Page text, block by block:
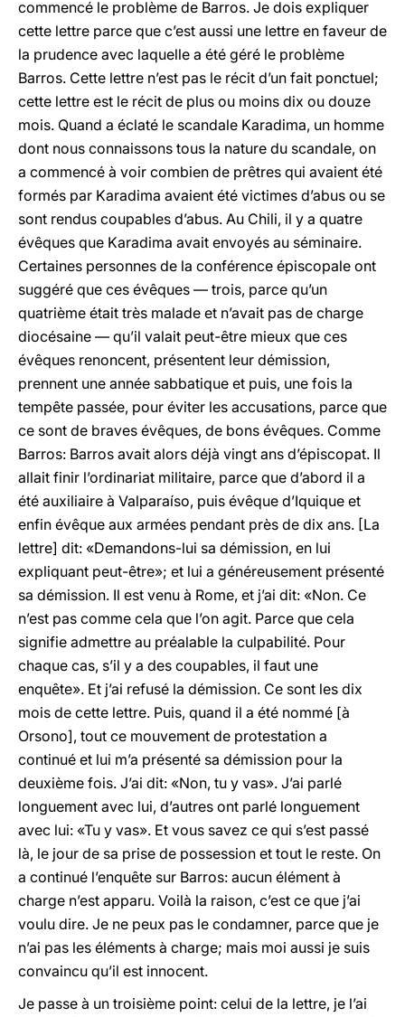
commencé le problème de Barros. Je dois expliquer
cette lettre parce que c’est aussi une lettre en faveur de
la prudence avec laquelle a été géré le problème
Barros. Cette lettre n’est pas le récit d’un fait ponctuel;
cette lettre est le récit de plus ou moins dix ou douze
mois. Quand a éclaté le scandale Karadima, un homme
dont nous connaissons tous la nature du scandale, on
a commencé à voir combien de prêtres qui avaient été
formés par Karadima avaient été victimes d’abus ou se
sont rendus coupables d’abus. Au Chili, il y a quatre
évêques que Karadima avait envoyés au séminaire.
Certaines personnes de la conférence épiscopale ont
suggéré que ces évêques — trois, parce qu’un
quatrième était très malade et n’avait pas de charge
diocésaine — qu’il valait peut-être mieux que ces
évêques renoncent, présentent leur démission,
prennent une année sabbatique et puis, une fois la
tempête passée, pour éviter les accusations, parce que
ce sont de braves évêques, de bons évêques. Comme
Barros: Barros avait alors déjà vingt ans d’épiscopat. Il
allait finir l’ordinariat militaire, parce que d’abord il a
été auxiliaire à Valparaíso, puis évêque d’Iquique et
enfin évêque aux armées pendant près de dix ans. [La
lettre] dit: «Demandons-lui sa démission, en lui
expliquant peut-être»; et lui a généreusement présenté
sa démission. Il est venu à Rome, et j’ai dit: «Non. Ce
n’est pas comme cela que l’on agit. Parce que cela
signifie admettre au préalable la culpabilité. Pour
chaque cas, s’il y a des coupables, il faut une
enquête». Et j’ai refusé la démission. Ce sont les dix
mois de cette lettre. Puis, quand il a été nommé [à
Orsono], tout ce mouvement de protestation a
continué et lui m’a présenté sa démission pour la
deuxième fois. J’ai dit: «Non, tu y vas». J’ai parlé
longuement avec lui, d’autres ont parlé longuement
avec lui: «Tu y vas». Et vous savez ce qui s’est passé
là, le jour de sa prise de possession et tout le reste. On
a continué l’enquête sur Barros: aucun élément à
charge n’est apparu. Voilà la raison, c’est ce que j’ai
voulu dire. Je ne peux pas le condamner, parce que je
n’ai pas les éléments à charge; mais moi aussi je suis
convaincu qu’il est innocent.
Je passe à un troisième point: celui de la lettre, je l’ai